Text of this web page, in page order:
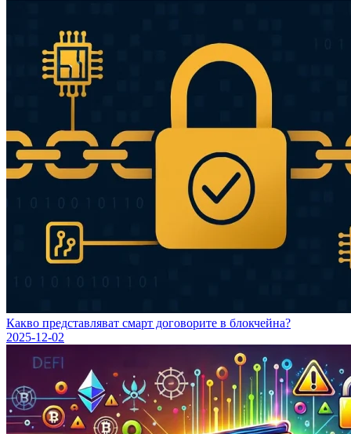
Какво представляват смарт договорите в блокчейна?
2025-12-02